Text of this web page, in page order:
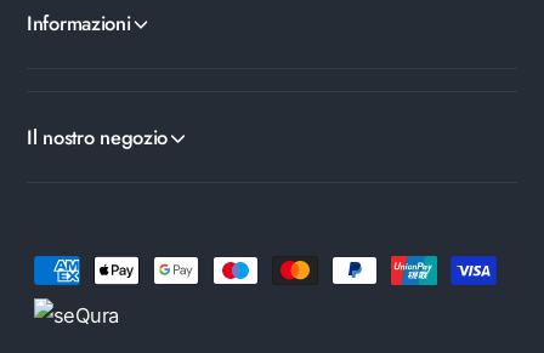
Informazioni
Il nostro negozio
Metodi di pagamento